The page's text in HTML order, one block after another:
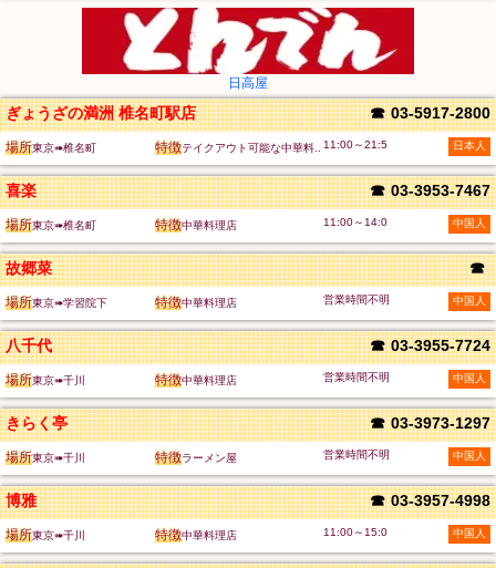
日高屋
ぎょうざの満洲 椎名町駅店 ☎ 03-5917-2800
場所東京➠椎名町 特徴テイクアウト可能な中華料.. 11:00～21:5 日本人
喜楽 ☎ 03-3953-7467
場所東京➠椎名町 特徴中華料理店 11:00～14:0 中国人
故郷菜 ☎
場所東京➠学習院下 特徴中華料理店 営業時間不明 中国人
八千代 ☎ 03-3955-7724
場所東京➠千川 特徴中華料理店 営業時間不明 中国人
きらく亭 ☎ 03-3973-1297
場所東京➠千川 特徴ラーメン屋 営業時間不明 中国人
博雅 ☎ 03-3957-4998
場所東京➠千川 特徴中華料理店 11:00～15:0 中国人